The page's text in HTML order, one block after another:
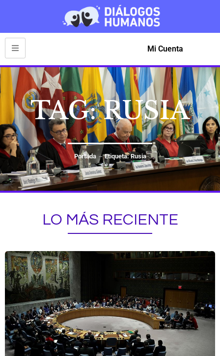
Mi Cuenta
TAG: RUSIA
Portada Etiqueta: Rusia
LO MÁS RECIENTE